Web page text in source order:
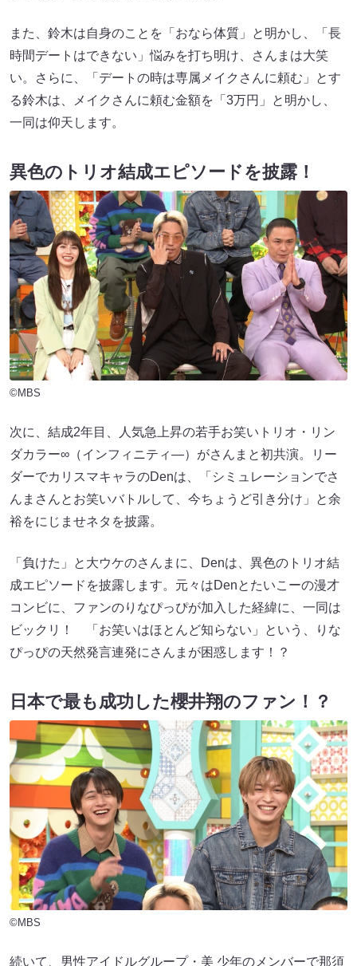
また、鈴木は自身のことを「おなら体質」と明かし、「長
時間デートはできない」悩みを打ち明け、さんまは大笑
い。さらに、「デートの時は専属メイクさんに頼む」とす
る鈴木は、メイクさんに頼む金額を「3万円」と明かし、
一同は仰天します。
異色のトリオ結成エピソードを披露！
©MBS
次に、結成2年目、人気急上昇の若手お笑いトリオ・リン
ダカラー∞（インフィニティ―）がさんまと初共演。リー
ダーでカリスマキャラのDenは、「シミュレーションでさ
んまさんとお笑いバトルして、今ちょうど引き分け」と余
裕をにじませネタを披露。
「負けた」と大ウケのさんまに、Denは、異色のトリオ結
成エピソードを披露します。元々はDenとたいこーの漫才
コンビに、ファンのりなぴっぴが加入した経緯に、一同は
ビックリ！ 「お笑いはほとんど知らない」という、りな
ぴっぴの天然発言連発にさんまが困惑します！？
日本で最も成功した櫻井翔のファン！？
©MBS
続いて、男性アイドルグループ・美 少年のメンバーで那須